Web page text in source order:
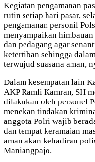
Kegiatan pengamanan
rutin setiap hari pasar,
pengamanan personil
menyampaikan
dan pedagang agar
ketertiban sehingga
terwujud suasana aman,
Dalam kesempatan lain
AKP Ramli Kamran, SH
dilakukan oleh personel
menekan tindakan
anggota Polri wajib
dan tempat keramaian
aman akan kehadiran
Maniangpajo.